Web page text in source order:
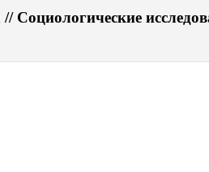
Социологические